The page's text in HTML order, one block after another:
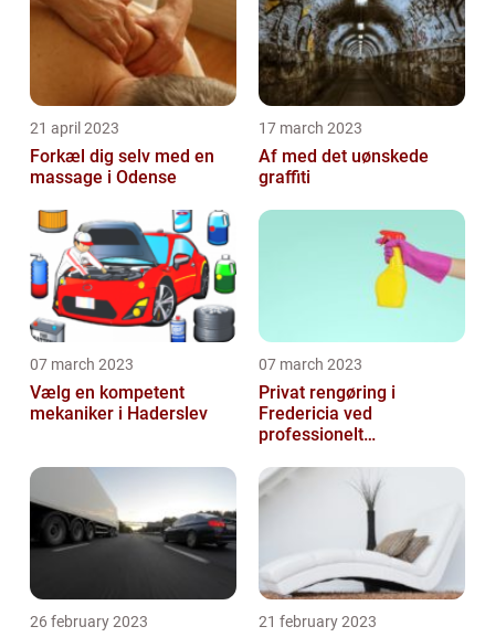
21 april 2023
Forkæl dig selv med en
massage i Odense
17 march 2023
Af med det uønskede
graffiti
07 march 2023
Vælg en kompetent
mekaniker i Haderslev
07 march 2023
Privat rengøring i
Fredericia ved
professionelt
26 february 2023 21 february 2023